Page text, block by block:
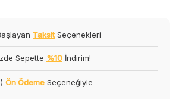
Taksit Seçenekleri
Sepette %10 İndirim!
Ön Ödeme Seçeneğiyle